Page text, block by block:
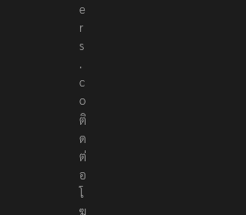
e
r
s
.
c
o
ติ
ด
ต่
อ
โ
ฆ